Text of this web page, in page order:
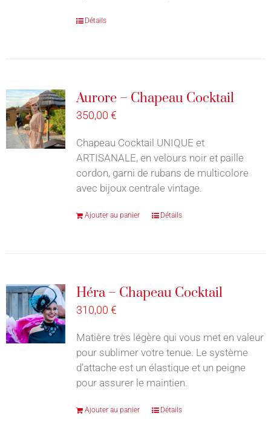
Détails
Aurore – Chapeau Cocktail
350,00 €
Chapeau Cocktail UNIQUE et
ARTISANALE, en velours noir et paille
cordon, garni de rubans de multicolore
avec bijoux centrale vintage.
Ajouter au panier Détails
Héra – Chapeau Cocktail
310,00 €
Matière très légère qui vous met en valeur
pour sublimer votre tenue. Le système
d’attache est un élastique et un peigne
pour assurer le maintien.
Ajouter au panier Détails